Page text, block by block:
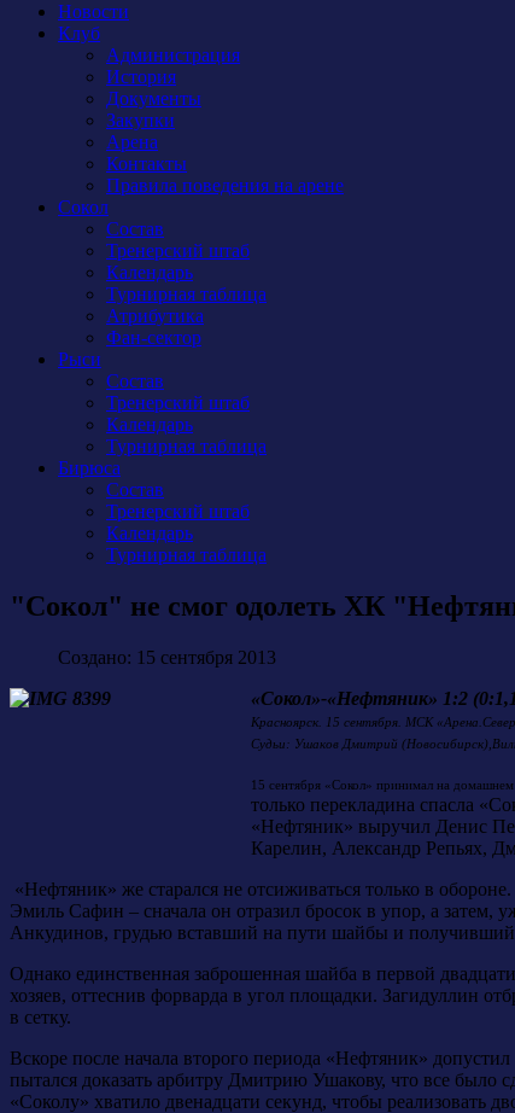
Новости
Клуб
Администрация
История
Документы
Закупки
Арена
Контакты
Правила поведения на арене
Сокол
Состав
Тренерский штаб
Календарь
Турнирная таблица
Атрибутика
Фан-сектор
Рыси
Состав
Тренерский штаб
Календарь
Турнирная таблица
Бирюса
Состав
Тренерский штаб
Календарь
Турнирная таблица
"Сокол" не смог одолеть ХК
Создано: 15 сентября 2013
«Сокол»-«Нефтяник» 1:2
Красноярск. 15 сентября. МСК
Судьи: Ушаков Дмитрий
15 сентября «Сокол» принимал на
только перекладина спасла
«Нефтяник» выручил Денис
Карелин, Александр Репьях,
«Нефтяник» же старался не отсиживаться только в
Эмиль Сафин – сначала он отразил бросок в упор, а
Анкудинов, грудью вставший на пути шайбы и
Однако единственная заброшенная шайба в первой
хозяев, оттеснив форварда в угол площадки. Загидуллин
в сетку.
Вскоре после начала второго периода «Нефтяник»
пытался доказать арбитру Дмитрию Ушакову, что все было
«Соколу» хватило двенадцати секунд, чтобы